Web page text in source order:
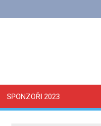
SPONZOŘI 2023